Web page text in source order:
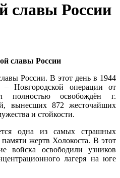
славы России
славы России
России. В этот день в 1944
Новгородской операции от
полностью освобождён г.
вынесших 872 жесточайших
и стойкости.
одна из самых страшных
жертв Холокоста. В этот
войска освободили узников
лагеря на юге